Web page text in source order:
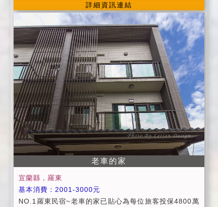
茶包/咖啡包/礦泉水 ■ 提供第四台有線頻道電視。 ■ 提
供旅遊資訊服務。 ■ 因為工作因素無法提供早餐，因此
在房價上特別回饋給大家! ■ 進房時間：當日下午15:00
以後；退房時間：翌日上午11:00以前。 ■ 入住時請記
得出示您的證件，以便我們登記，在辦理登記的同時，
也請您將住宿費一併繳交。 ■ 為維護住宿環境，室內請
勿吸煙，不便處請見諒。 ■ 為維護住宿安寧，請每位遊
客保持輕聲細語，相互尊重住宿空間上的安寧。 ■ 個人
貴重物品、請自行妥善保管、如有遺失，恕不負責，敬
請見諒。 ■ 延期住宿：請於住宿前一週告知
詳細資訊連結
老車的家
宜蘭縣，羅東
基本消費：2001-3000元
NO.1羅東民宿~老車的家已貼心為每位旅客投保4800萬